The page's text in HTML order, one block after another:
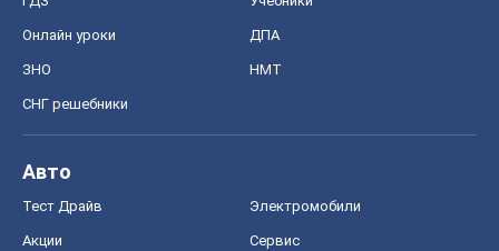
Онлайн уроки ДПА
ЗНО НМТ
СНГ решебники
Авто
Тест Драйв Электромобили
Акции Сервис